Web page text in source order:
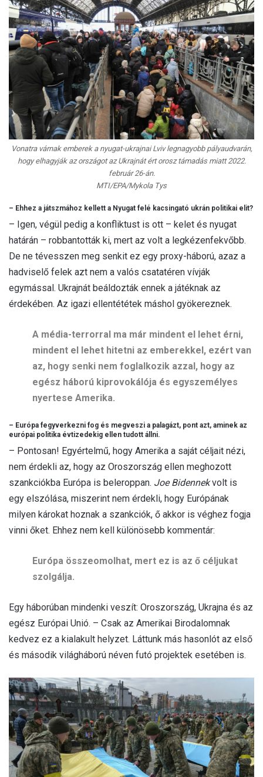
Vonatra várnak emberek a nyugat-ukrajnai Lviv legnagyobb pályaudvarán,
hogy elhagyják az országot az Ukrajnát ért orosz támadás miatt 2022.
február 26-án.
MTI/EPA/Mykola Tys
– Ehhez a játszmához kellett a Nyugat felé kacsingató ukrán politikai elit?
– Igen, végül pedig a konfliktust is ott – kelet és nyugat
határán – robbantották ki, mert az volt a legkézenfekvőbb.
De ne tévesszen meg senkit ez egy proxy-háború, azaz a
hadviselő felek azt nem a valós csatatéren vívják
egymással. Ukrajnát beáldozták ennek a játéknak az
érdekében. Az igazi ellentététek máshol gyökereznek.
A média-terrorral ma már mindent el lehet érni,
mindent el lehet hitetni az emberekkel, ezért van
az, hogy senki nem foglalkozik azzal, hogy az
egész háború kiprovokálója és egyszemélyes
nyertese Amerika.
– Európa fegyverkezni fog és megveszi a palagázt, pont azt, aminek az
európai politika évtizedekig ellen tudott állni.
– Pontosan! Egyértelmű, hogy Amerika a saját céljait nézi,
nem érdekli az, hogy az Oroszország ellen meghozott
szankciókba Európa is beleroppan. Joe Bidennekvolt is
egy elszólása, miszerint nem érdekli, hogy Európának
milyen károkat hoznak a szankciók, ő akkor is véghez fogja
vinni őket. Ehhez nem kell különösebb kommentár:
Európa összeomolhat, mert ez is az ő céljukat
szolgálja.
Egy háborúban mindenki veszít: Oroszország, Ukrajna és az
egész Európai Unió. – Csak az Amerikai Birodalomnak
kedvez ez a kialakult helyzet. Láttunk más hasonlót az első
és második világháború néven futó projektek esetében is.